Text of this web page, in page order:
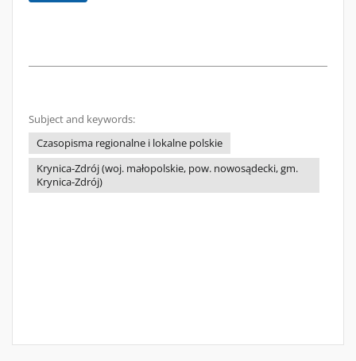
Subject and keywords:
Czasopisma regionalne i lokalne polskie
Krynica-Zdrój (woj. małopolskie, pow. nowosądecki, gm.
Krynica-Zdrój)